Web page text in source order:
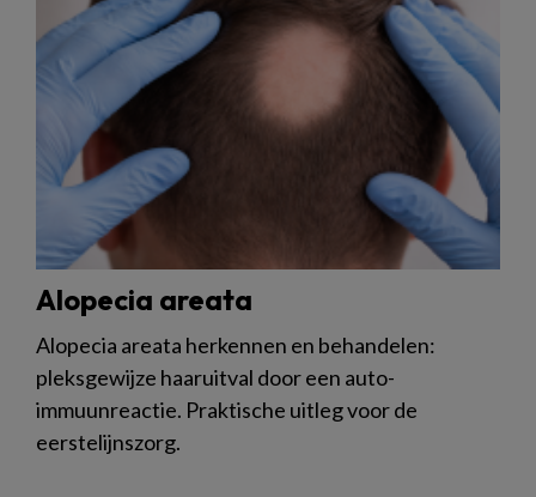
Alopecia areata
Alopecia areata herkennen en behandelen:
pleksgewijze haaruitval door een auto-
immuunreactie. Praktische uitleg voor de
eerstelijnszorg.